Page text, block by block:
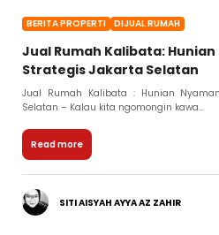
BERITA PROPERTI DIJUAL RUMAH
Jual Rumah Kalibata:
Strategis Jakarta Selatan
Jual Rumah Kalibata : Hunian
Selatan – Kalau kita ngomongin kawa...
Read more
SITI AISYAH AYYA AZ ZAHIR